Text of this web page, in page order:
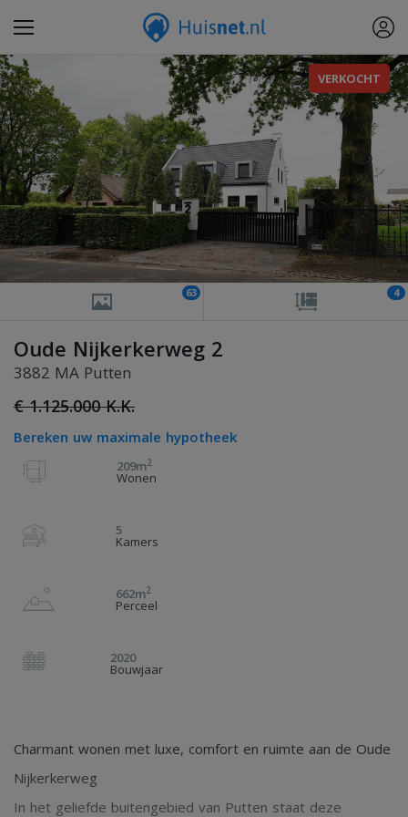
VERKOCHT
63 4
Oude Nijkerkerweg 2
3882 MA Putten
€ 1.125.000 K.K.
Bereken uw maximale hypotheek
209m2
Wonen
5
Kamers
662m2
Perceel
2020
Bouwjaar
Charmant wonen met luxe, comfort en ruimte aan de Oude
Nijkerkerweg
In het geliefde buitengebied van Putten staat deze